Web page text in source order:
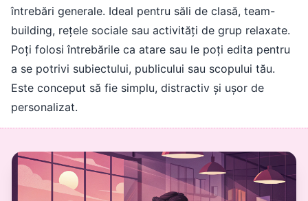
întrebări generale. Ideal pentru săli de clasă, team-
building, rețele sociale sau activități de grup relaxate.
Poți folosi întrebările ca atare sau le poți edita pentru
a se potrivi subiectului, publicului sau scopului tău.
Este conceput să fie simplu, distractiv și ușor de
personalizat.